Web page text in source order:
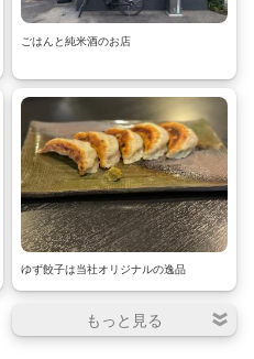
ごはんと純米酒のお店
ゆず餃子は当社オリジナルの逸品